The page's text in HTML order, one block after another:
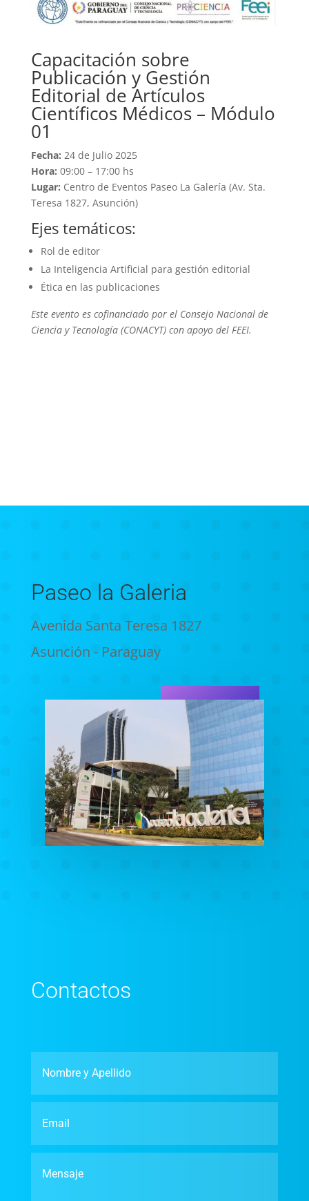
Capacitación sobre
Publicación y Gestión
Editorial de Artículos
Científicos Médicos – Módulo
01
Fecha: 24 de Julio 2025
Hora: 09:00 – 17:00 hs
Lugar: Centro de Eventos Paseo La Galería (Av. Sta.
Teresa 1827, Asunción)
Ejes temáticos:
Rol de editor
La Inteligencia Artificial para gestión editorial
Ética en las publicaciones
Este evento es cofinanciado por el Consejo Nacional de
Ciencia y Tecnología (CONACYT) con apoyo del FEEI.
Paseo la Galeria
Avenida Santa Teresa 1827
Asunción - Paraguay
Contactos